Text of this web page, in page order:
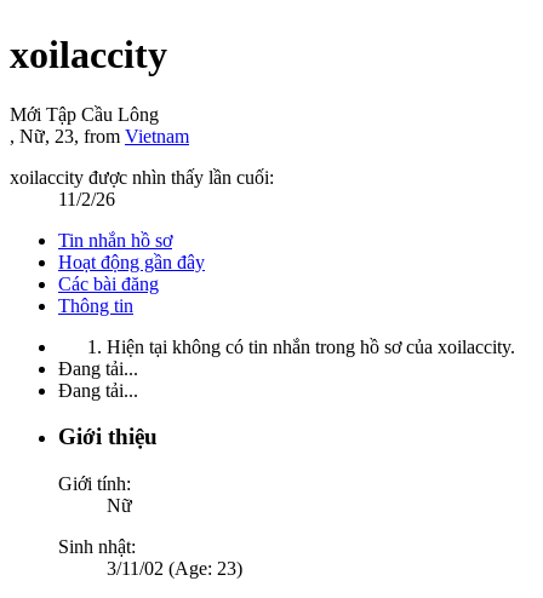
xoilaccity
Mới Tập Cầu Lông
, Nữ, 23, from Vietnam
xoilaccity được nhìn thấy lần cuối:
11/2/26
Tin nhắn hồ sơ
Hoạt động gần đây
Các bài đăng
Thông tin
Hiện tại không có tin nhắn trong hồ sơ của xoilaccity.
Đang tải...
Đang tải...
Giới thiệu
Giới tính:
Nữ
Sinh nhật:
3/11/02 (Age: 23)